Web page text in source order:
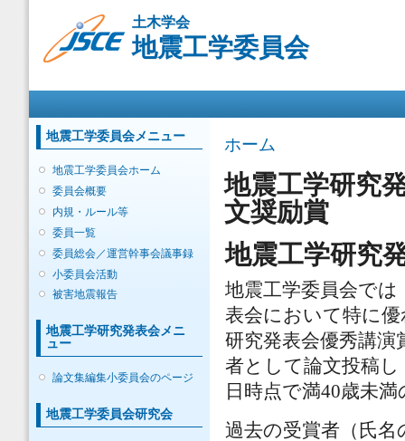
動
土木学会
地震工学委員会
地震工学委員会メニュー
地震工学委員会ホーム
委員会概要
内規・ルール等
委員一覧
委員総会／運営幹事会議事録
小委員会活動
被害地震報告
地震工学研究発表会メニ
ュー
論文集編集小委員会のページ
地震工学委員会研究会
現在地
ホーム
地震工学研究
文奨励賞
地震工学研究
地震工学委員会では
表会において特に
研究発表会優秀講
者として論文投稿
日時点で満40歳未
過去の受賞者（氏